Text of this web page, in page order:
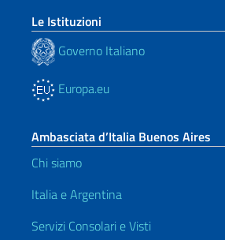
Le Istituzioni
Governo Italiano
Europa.eu
Ambasciata d’Italia Buenos Aires
Chi siamo
Italia e Argentina
Servizi Consolari e Visti